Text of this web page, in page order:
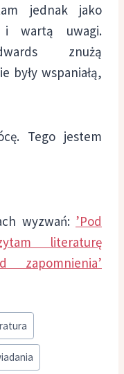
jednak jako
i wartą uwagi.
znużą
były wspaniałą,
Tego jestem
wyzwań: ’Pod
literaturę
zapomnienia’